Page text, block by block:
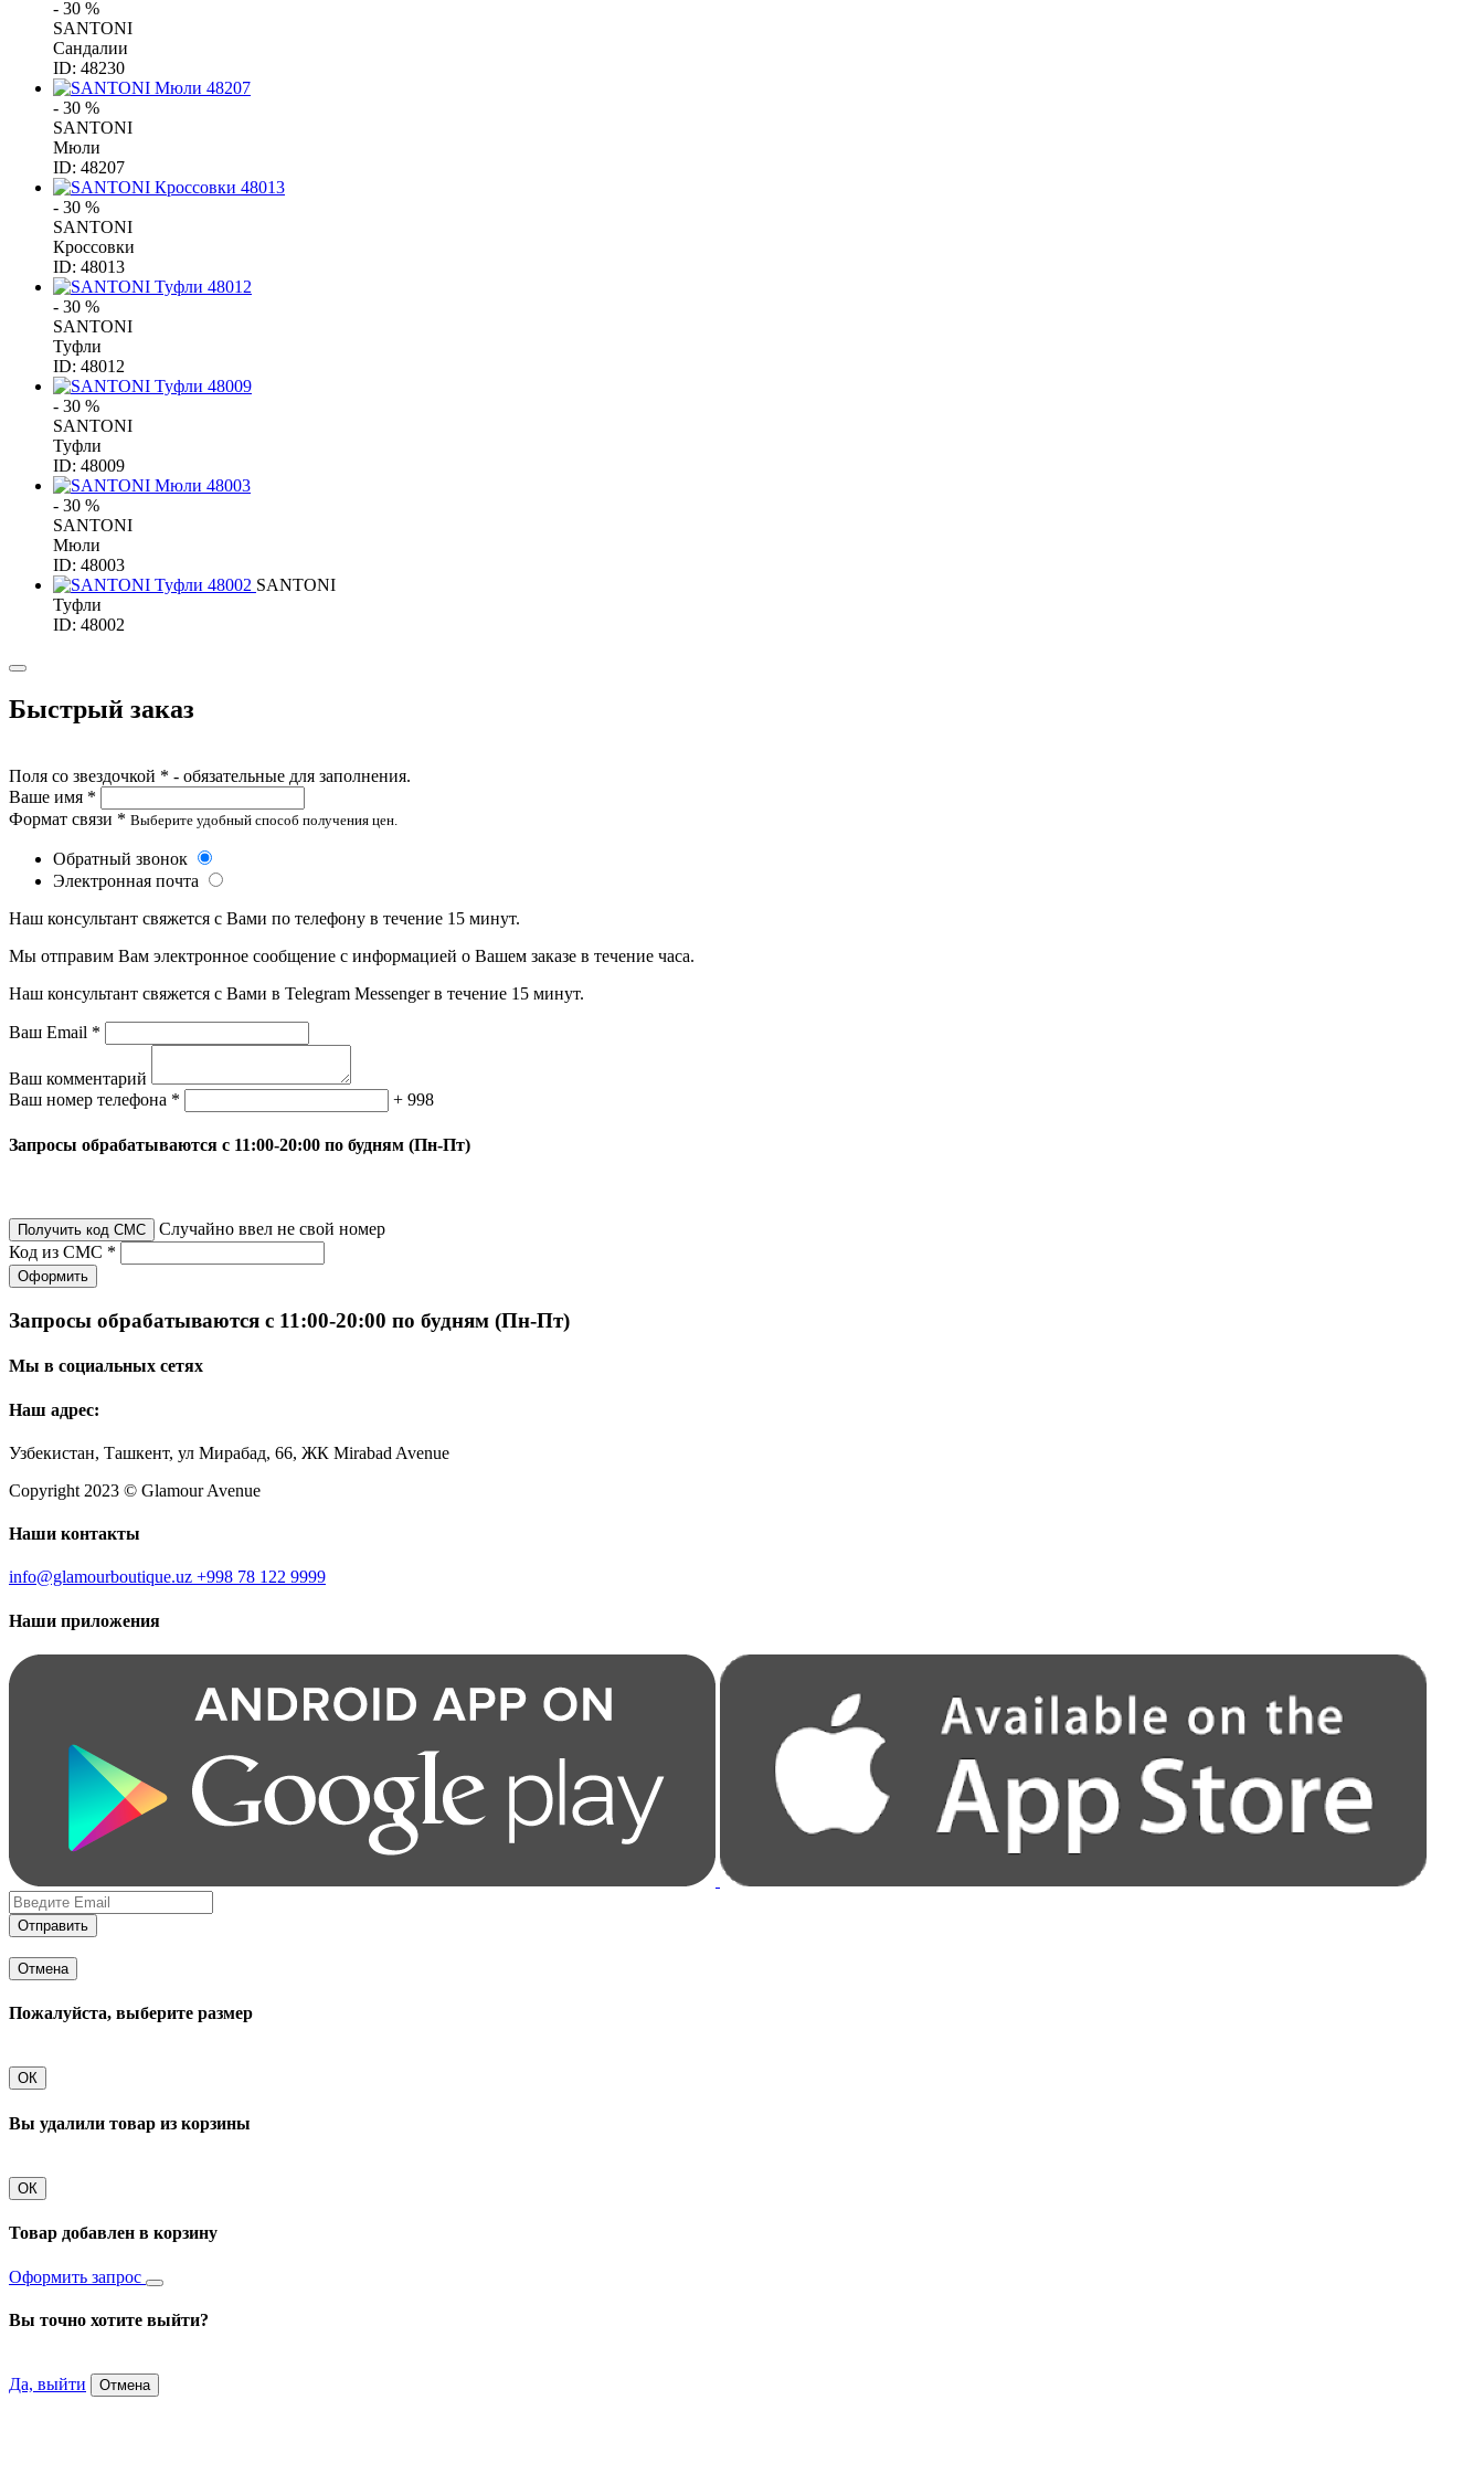
- 30 %
SANTONI
Сандалии
ID: 48230
- 30 %
SANTONI
Мюли
ID: 48207
- 30 %
SANTONI
Кроссовки
ID: 48013
- 30 %
SANTONI
Туфли
ID: 48012
- 30 %
SANTONI
Туфли
ID: 48009
- 30 %
SANTONI
Мюли
ID: 48003
SANTONI
Туфли
ID: 48002
Быстрый заказ
Поля со звездочкой * - обязательные для заполнения.
Ваше имя *
Формат связи * Выберите удобный способ получения цен.
Обратный звонок
Электронная почта
Наш консультант свяжется с Вами по телефону в течение 15 минут.
Мы отправим Вам электронное сообщение с информацией о Вашем заказе в течение часа.
Наш консультант свяжется с Вами в Telegram Messenger в течение 15 минут.
Ваш Email *
Ваш комментарий
Ваш номер телефона *
+ 998
Запросы обрабатываются с 11:00-20:00 по будням (Пн-Пт)
Получить код СМС
Случайно ввел не свой номер
Код из СМС *
Оформить
Запросы обрабатываются с 11:00-20:00 по будням (Пн-Пт)
Мы в социальных сетях
Наш адрес:
Узбекистан, Ташкент, ул Мирабад, 66, ЖК Mirabad Avenue
Copyright 2023 © Glamour Avenue
Наши контакты
info@glamourboutique.uz +998 78 122 9999
Наши приложения
Отправить
Отмена
Пожалуйста, выберите размер
ОК
Вы удалили товар из корзины
ОК
Товар добавлен в корзину
Оформить запрос
Вы точно хотите выйти?
Да, выйти Отмена